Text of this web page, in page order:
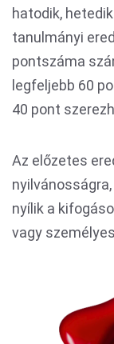
hatodik,
tanulmányi
pontszáma
legfeljebb 60
40 pont
Az előzetes
nyílik a
vagy